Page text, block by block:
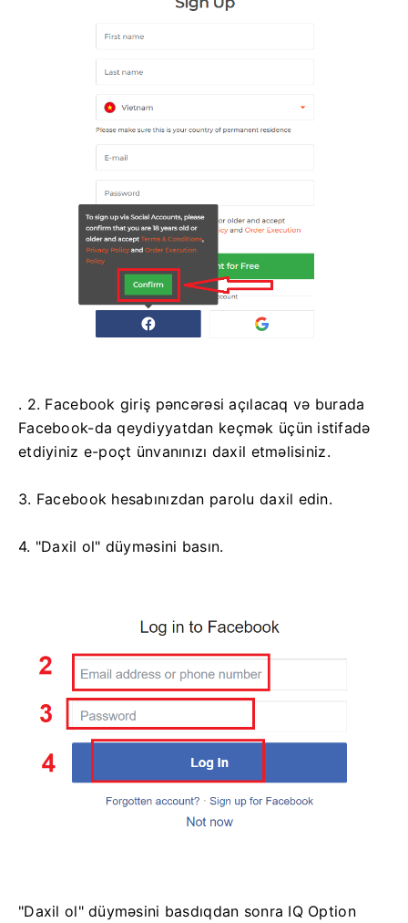
. 2. Facebook giriş pəncərəsi açılacaq və burada
Facebook-da qeydiyyatdan keçmək üçün istifadə
etdiyiniz e-poçt ünvanınızı daxil etməlisiniz.
3. Facebook hesabınızdan parolu daxil edin.
4. "Daxil ol" düyməsini basın.
"Daxil ol" düyməsini basdıqdan sonra IQ Option